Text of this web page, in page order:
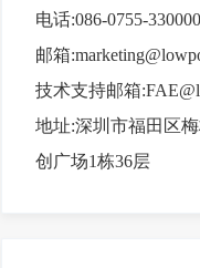
电话:086-0755-
邮箱
技术支持邮箱
地址:深圳市福田区
创广场1栋36层